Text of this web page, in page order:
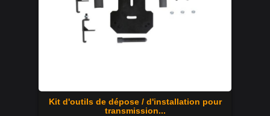
Kit d'outils de dépose / d'installation pour
transmission...